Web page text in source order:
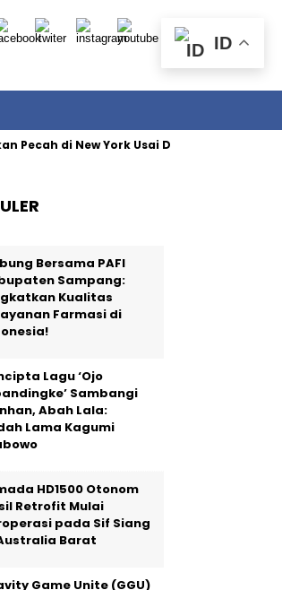
di New York Usai Demonstrasi Tolak
Bersama PAFI
Sampang:
Kualitas
Farmasi di
Lagu ‘Ojo
Sambangi
Abah Lala:
Lama Kagumi
HD1500 Otonom
Retrofit Mulai
pada Sif Siang
Barat
Game Unite (GGU)
ID